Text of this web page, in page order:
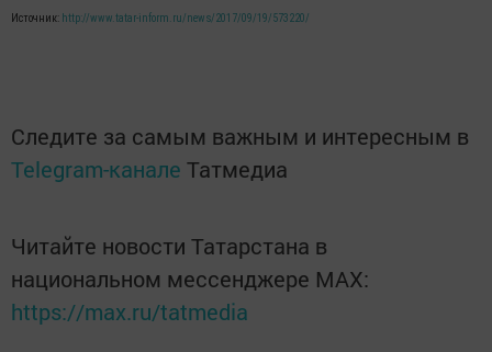
Источник: http://www.tatar-inform.ru/news/2017/09/19/573220/
Следите за самым важным и интересным в
Telegram-канале Татмедиа
Читайте новости Татарстана в
национальном мессенджере MАХ:
https://max.ru/tatmedia